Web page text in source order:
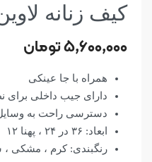
کیف زنانه
۵,۶۰۰,۰۰۰تومان
همراه با جا عینکی
دارای جیب داخلی برای
دسترسی راحت به
ابعاد: ۳۶ در ۲۴ ، پهنا ۱۲
رنگبندی: کرم ، مشکی